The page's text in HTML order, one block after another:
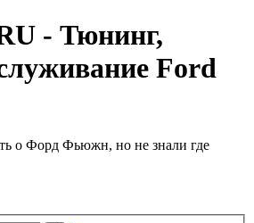
- Тюнинг,
Ford
о Форд Фьюжн, но не знали где